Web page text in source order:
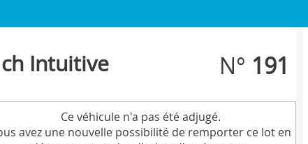
Intuitive N° 191
Ce véhicule n'a pas été adjugé.
avez une nouvelle possibilité de remporter ce lot en